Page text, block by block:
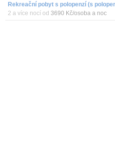
Rekreační pobyt s polopenzí (s
2 a více nocí od 3690 Kč/osoba a noc